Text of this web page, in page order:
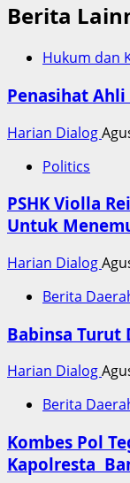
Berita
Hukum dan
Penasihat
Harian Dialog
Politics
PSHK Violla
Untuk
Harian Dialog
Berita
Babinsa Turut
Harian Dialog
Berita
Kombes Pol
Kapolresta